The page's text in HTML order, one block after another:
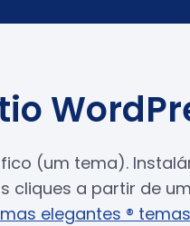
(um tema).
a partir de
elegantes ®